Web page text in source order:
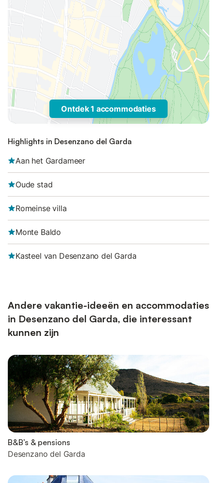
Ontdek 1 accommodaties
Highlights in Desenzano del Garda
Aan het Gardameer
Oude stad
Romeinse villa
Monte Baldo
Kasteel van Desenzano del Garda
Andere vakantie-ideeën en accommodaties
in Desenzano del Garda, die interessant
kunnen zijn
B&B’s & pensions
Desenzano del Garda